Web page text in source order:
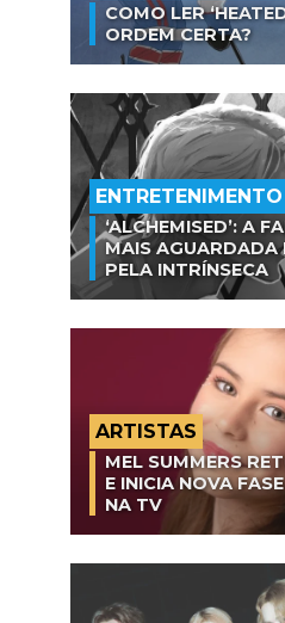
COMO LER
ORDEM CERTA?
ENTRETENIMENTO
‘ALCHEMISED’: A
MAIS AGUARDADA
PELA INTRÍNSECA
ARTISTAS
MEL SUMMERS
E INICIA NOVA
NA TV